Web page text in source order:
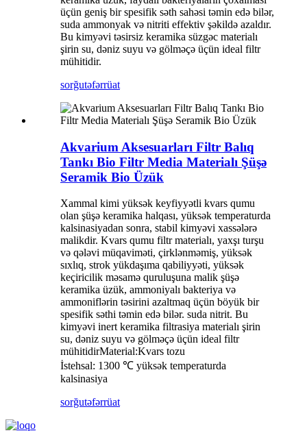
üçün geniş bir spesifik səth sahəsi təmin edə bilər,
suda ammonyak və nitriti effektiv şəkildə azaldır.
Bu kimyəvi təsirsiz keramika süzgəc materialı
şirin su, dəniz suyu və gölməçə üçün ideal filtr
mühitidir.
sorğutəfərrüat
Akvarium Aksesuarları Filtr Balıq
Tankı Bio Filtr Media Materialı Şüşə
Seramik Bio Üzük
Xammal kimi yüksək keyfiyyətli kvars qumu
olan şüşə keramika halqası, yüksək temperaturda
kalsinasiyadan sonra, stabil kimyəvi xassələrə
malikdir. Kvars qumu filtr materialı, yaxşı turşu
və qələvi müqaviməti, çirklənməmiş, yüksək
sıxlıq, strok yükdaşıma qabiliyyəti, yüksək
keçiricilik məsamə quruluşuna malik şüşə
keramika üzük, ammoniyalı bakteriya və
ammoniflərin təsirini azaltmaq üçün böyük bir
spesifik səthi təmin edə bilər. suda nitrit. Bu
kimyəvi inert keramika filtrasiya materialı şirin
su, dəniz suyu və gölməçə üçün ideal filtr
mühitidirMaterial:Kvars tozu
İstehsal: 1300 ℃ yüksək temperaturda
kalsinasiya
sorğutəfərrüat